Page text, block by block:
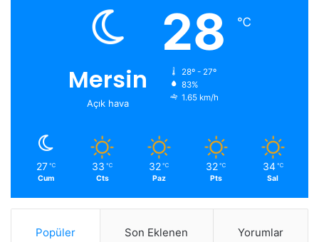
Mersin
Açık hava
28 ℃
28º - 27º
83%
1.65 km/h
27 ℃
Cum
33 ℃
Cts
32 ℃
Paz
32 ℃
Pts
34 ℃
Sal
Popüler Son Eklenen Yorumlar